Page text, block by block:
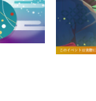
JP